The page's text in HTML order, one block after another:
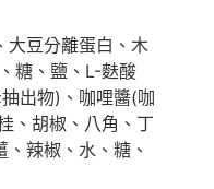
大豆分離蛋白、木
糖、鹽、L-麩酸
出物)、咖哩醬(咖
、胡椒、八角、丁
辣椒、水、糖、